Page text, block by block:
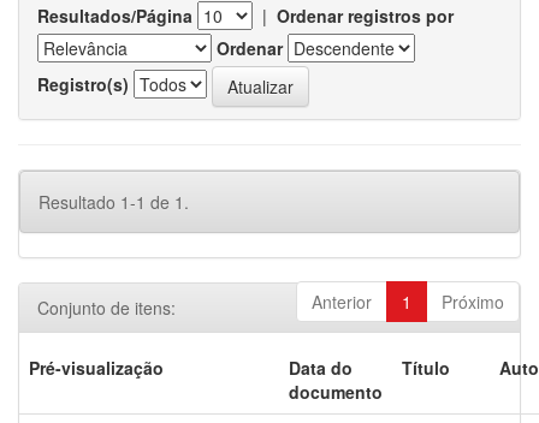
Resultados/Página | Ordenar registros por
Ordenar
Registro(s)
Resultado 1-1 de 1.
Anterior 1 Próximo
Conjunto de itens:
Pré-visualização
Data do
documento
Título